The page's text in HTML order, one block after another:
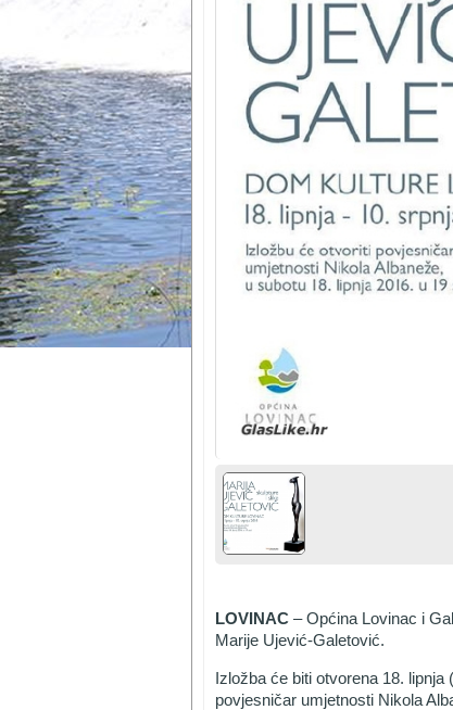
LOVINAC – Općina Lovinac i
Marije Ujević-Galetović.
Izložba će biti otvorena 18.
povjesničar umjetnosti Nikola